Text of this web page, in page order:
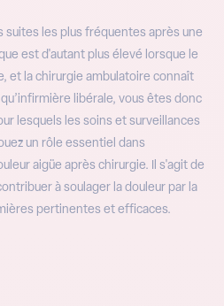
suites les plus fréquentes après une
est d'autant plus élevé lorsque le
et la chirurgie ambulatoire connaît
libérale, vous êtes donc
lesquels les soins et surveillances
un rôle essentiel dans
aigüe après chirurgie. Il s'agit de
à soulager la douleur par la
pertinentes et efficaces.